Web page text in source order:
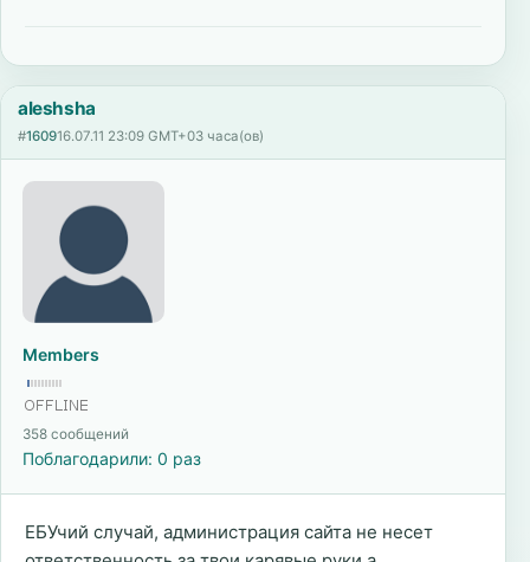
aleshsha
#160916.07.11 23:09 GMT+03 часа(ов)
Members
358 сообщений
Поблагодарили: 0 раз
ЕБУчий случай, администрация сайта не несет